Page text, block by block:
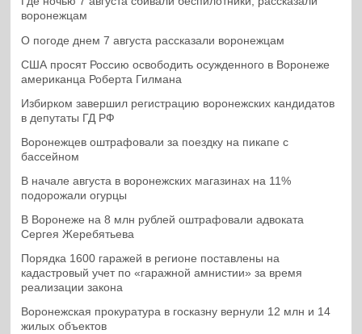
воронежцам
О погоде днем 7 августа рассказали воронежцам
США просят Россию освободить осужденного в Воронеже
американца Роберта Гилмана
Избирком завершил регистрацию воронежских кандидатов
в депутаты ГД РФ
Воронежцев оштрафовали за поездку на пикапе с
бассейном
В начале августа в воронежских магазинах на 11%
подорожали огурцы
В Воронеже на 8 млн рублей оштрафовали адвоката
Сергея Жеребятьева
Порядка 1600 гаражей в регионе поставлены на
кадастровый учет по «гаражной амнистии» за время
реализации закона
Воронежская прокуратура в госказну вернули 12 млн и 14
жилых объектов